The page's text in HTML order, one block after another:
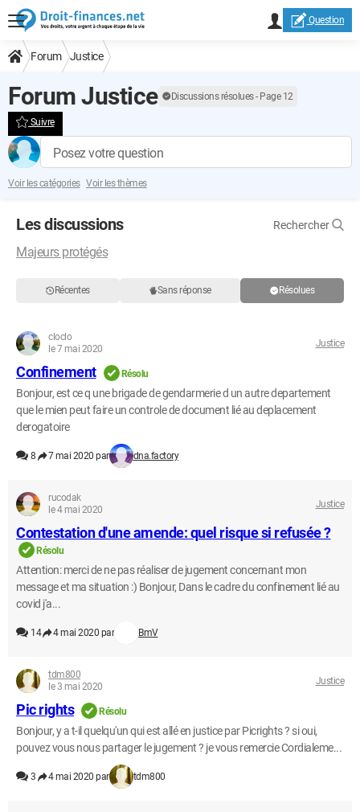
Question
Forum Justice
Forum Justice Discussions résolues - Page 12
Suivre
Posez votre question
Voir les catégories Voir les thèmes
Les discussions Rechercher
Majeurs protégés
Récentes Sans réponse Résolues
cloclo
le 7 mai 2020
Justice
Confinement Résolu
Bonjour, est ce q une brigade de gendarmerie d un autre departement
que le mien peut faire un controle de document lié au deplacement
derogatoire
8 7 mai 2020 par dna.factory
rucodak
le 4 mai 2020
Justice
Contestation d'une amende: quel risque si refusée ?
Résolu
Attention: merci de ne pas réaliser de jugement concernant mon
message et ma situation :) Bonjour, Dans le cadre du confinement lié au
covid j'a...
14 4 mai 2020 par BmV
tdm800
le 3 mai 2020
Justice
Pic rights Résolu
Bonjour, y a t-il quelqu'un qui est allé en justice par Picrights ? si oui,
pouvez vous nous partager le jugement ? je vous remercie Cordialeme...
3 4 mai 2020 par tdm800